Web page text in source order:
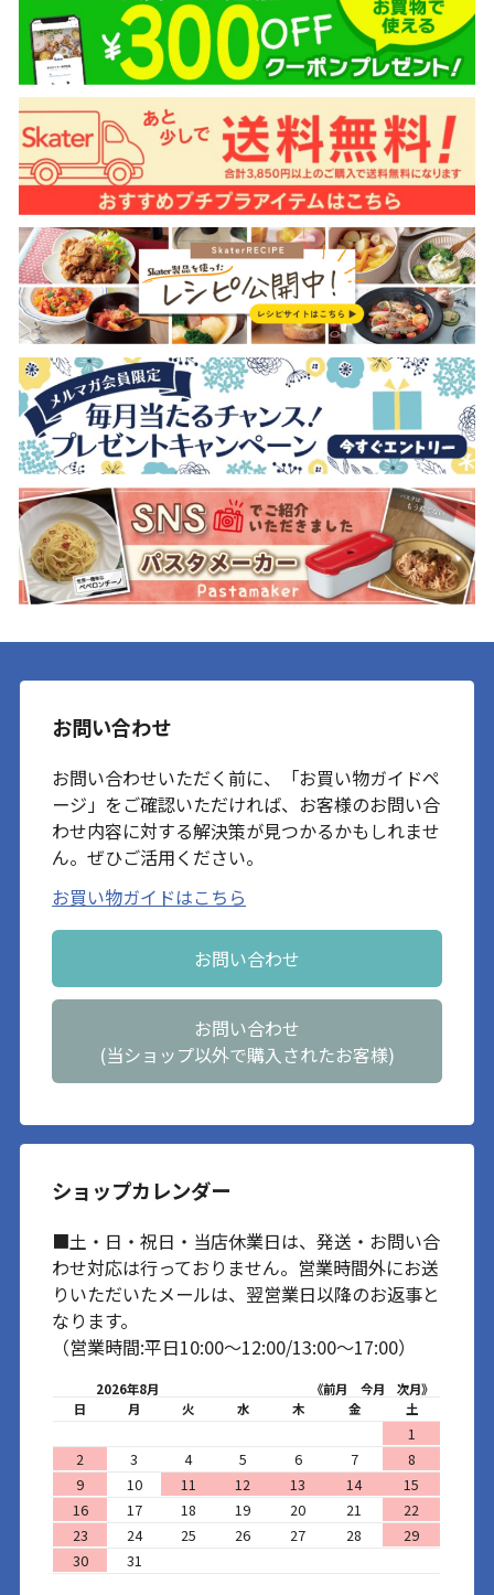
お問い合わせ
お問い合わせいただく前に、「お買い物ガイドペ
ージ」をご確認いただければ、お客様のお問い合
わせ内容に対する解決策が見つかるかもしれませ
ん。ぜひご活用ください。
お買い物ガイドはこちら
お問い合わせ
お問い合わせ
(当ショップ以外で購入されたお客様)
ショップカレンダー
■土・日・祝日・当店休業日は、発送・お問い合
わせ対応は行っておりません。営業時間外にお送
りいただいたメールは、翌営業日以降のお返事と
なります。
（営業時間:平日10:00～12:00/13:00～17:00）
2026年8月 《前月 今月
次月》
日
月 火 水 木 金 土
1
2
3 4 5 6 7
8
9
10 11 12 13 14
15
16
17 18 19 20 21
22
23
24 25 26 27 28
29
30
31